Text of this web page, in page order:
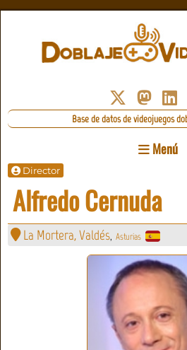
Base de datos de videojuegos
Menú
Director
Alfredo Cernuda
La Mortera, Valdés, Asturias